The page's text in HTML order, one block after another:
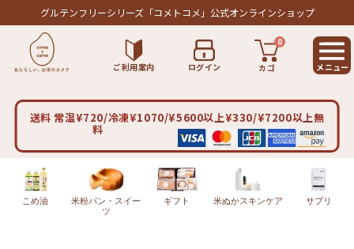
グルテンフリーシリーズ「コメトコメ」公式オンラインショップ
ご利用案内 ログイン カゴ
0
送料 常温¥720/冷凍¥1070/¥5600以上¥330/¥7200以上無
料
こめ油
米粉パン・スイー
ツ
ギフト 米ぬかスキンケア サプリ